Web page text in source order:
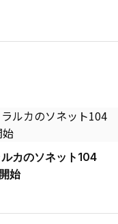
カのソネット104
始